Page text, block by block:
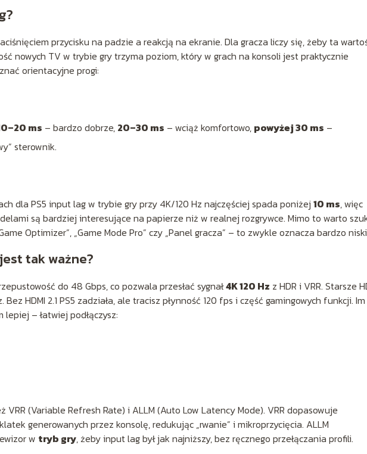
przycisku na padzie a reakcją na ekranie. Dla gracza liczy się, żeby ta
nowych TV w trybie gry trzyma poziom, który w grach na konsoli jest praktycznie
orientacyjne progi:
ms – bardzo dobrze, 20–30 ms – wciąż komfortowo, powyżej 30 ms –
sterownik.
dla PS5 input lag w trybie gry przy 4K/120 Hz najczęściej spada poniżej 10 ms, więc
są bardziej interesujące na papierze niż w realnej rozgrywce. Mimo to warto
Optimizer”, „Game Mode Pro” czy „Panel gracza” – to zwykle oznacza bardzo
tak ważne?
do 48 Gbps, co pozwala przesłać sygnał4K 120 Hz z HDR i VRR. Starsze
HDMI 2.1 PS5 zadziała, ale tracisz płynność 120 fps i część gamingowych funkcji. Im
lepiej – łatwiej podłączysz:
VRR (Variable Refresh Rate) i ALLM (Auto Low Latency Mode). VRR dopasowuje
generowanych przez konsolę, redukując „rwanie” i mikroprzycięcia. ALLM
w tryb gry, żeby input lag był jak najniższy, bez ręcznego przełączania profili.